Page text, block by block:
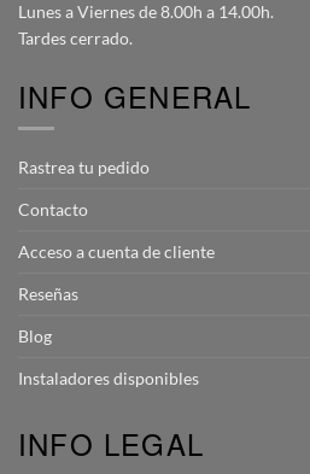
Lunes a Viernes de 8.00h a 14.00h.
Tardes cerrado.
INFO GENERAL
Rastrea tu pedido
Contacto
Acceso a cuenta de cliente
Reseñas
Blog
Instaladores disponibles
INFO LEGAL